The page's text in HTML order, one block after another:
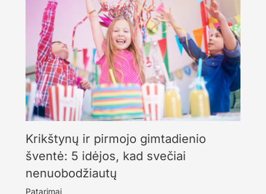
Krikštynų ir pirmojo gimtadienio
šventė: 5 idėjos, kad svečiai
nenuobodžiautų
Patarimai